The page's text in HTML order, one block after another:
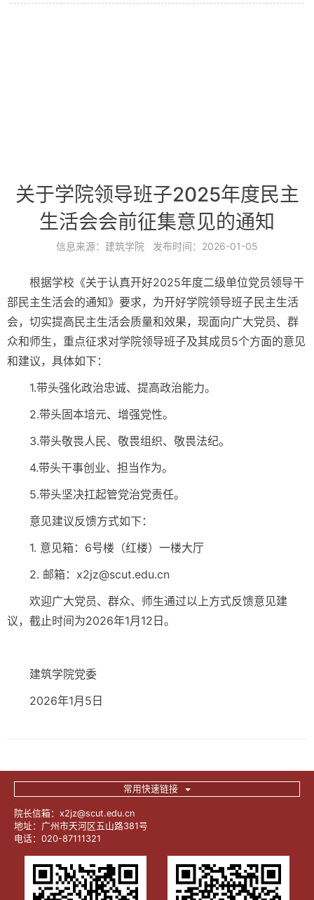
关于学院领导班子2025年度民主
生活会会前征集意见的通知
信息来源： 建筑学院 发布时间： 2026-01-05
根据学校《关于认真开好2025年度二级单位党员领导干
部民主生活会的通知》要求，为开好学院领导班子民主生活
会，切实提高民主生活会质量和效果，现面向广大党员、群
众和师生，重点征求对学院领导班子及其成员5个方面的意见
和建议，具体如下：
1.带头强化政治忠诚、提高政治能力。
2.带头固本培元、增强党性。
3.带头敬畏人民、敬畏组织、敬畏法纪。
4.带头干事创业、担当作为。
5.带头坚决扛起管党治党责任。
意见建议反馈方式如下：
1. 意见箱：6号楼（红楼）一楼大厅
2. 邮箱：x2jz@scut.edu.cn
欢迎广大党员、群众、师生通过以上方式反馈意见建
议，截止时间为2026年1月12日。
建筑学院党委
2026年1月5日
常用快速链接
院长信箱：x2jz@scut.edu.cn
地址：广州市天河区五山路381号
电话：020-87111321